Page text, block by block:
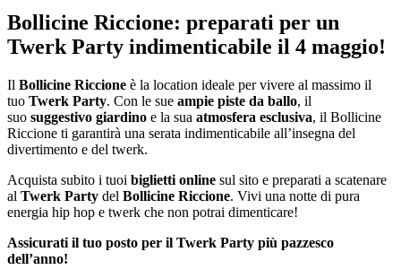
Bollicine Riccione: preparati per un
Twerk Party indimenticabile il 4 maggio!
Il Bollicine Riccione è la location ideale per vivere al massimo il
tuo Twerk Party. Con le sue ampie piste da ballo, il
suo suggestivo giardino e la sua atmosfera esclusiva, il Bollicine
Riccione ti garantirà una serata indimenticabile all’insegna del
divertimento e del twerk.
Acquista subito i tuoi biglietti online sul sito e preparati a scatenare
al Twerk Party del Bollicine Riccione. Vivi una notte di pura
energia hip hop e twerk che non potrai dimenticare!
Assicurati il tuo posto per il Twerk Party più pazzesco
dell’anno!